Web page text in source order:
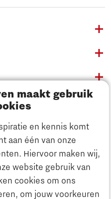
maakt gebruik
en kennis komt
aan één van onze
Hiervoor maken wij,
website gebruik van
cookies om ons
om jouw voorkeuren